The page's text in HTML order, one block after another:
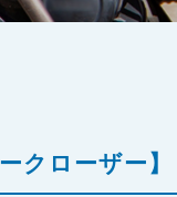
クローザー】